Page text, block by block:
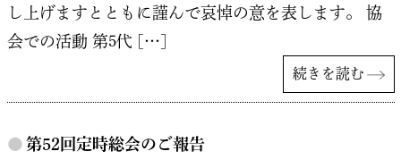
し上げますとともに謹んで哀悼の意を表します。 協
会での活動 第5代 […]
続きを読む
● 第52回定時総会のご報告